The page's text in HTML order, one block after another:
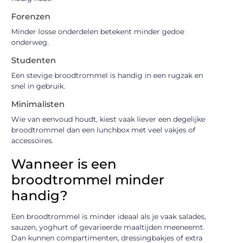
Forenzen
Minder losse onderdelen betekent minder gedoe
onderweg.
Studenten
Een stevige broodtrommel is handig in een rugzak en
snel in gebruik.
Minimalisten
Wie van eenvoud houdt, kiest vaak liever een degelijke
broodtrommel dan een lunchbox met veel vakjes of
accessoires.
Wanneer is een
broodtrommel minder
handig?
Een broodtrommel is minder ideaal als je vaak salades,
sauzen, yoghurt of gevarieerde maaltijden meeneemt.
Dan kunnen compartimenten, dressingbakjes of extra